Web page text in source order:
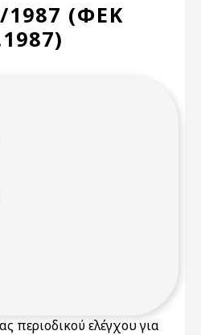
1987 (ΦΕΚ
περιοδικού ελέγχου για